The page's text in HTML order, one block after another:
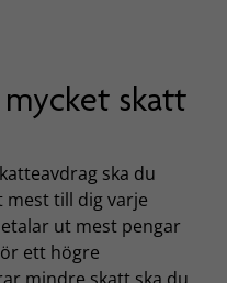
skatt
ska du
till dig varje
ut mest pengar
ett högre